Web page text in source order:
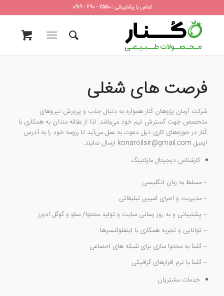
تماس با پشتیبانی : 2550 - 690 - 0919
فرصت های شغلی
شرکت آرمان پژوهان کُنار همواره به دنبال جذب و پرورش نیروهای
متخصص جهت گسترش تیم خود می‌باشد. لذا از علاقه مندان به همکاری با
کُنار در حوزه‌های کاری ذیل دعوت به عمل می‌آید تا رزومه خود را به آدرس
ایمیل konaroilsir@gmail.com ارسال نمایند.
کارشناس دیجیتال مارکتینگ
– مسلط به زبان انگلیسی
– مدیریت و اجرای کمپین تبلیغاتی
– پشتیبانی و به روز رسانی سایت و تولید محتوا/ سئو و گوگل ادورز
– توانایی و تجربه همکاری با اینفلوئنسرها
– آشنا به محتوا سازی برای شبکه های اجتماعی
– آشنا با نرم افزارهای گرافیکی
خدمات مشتریان